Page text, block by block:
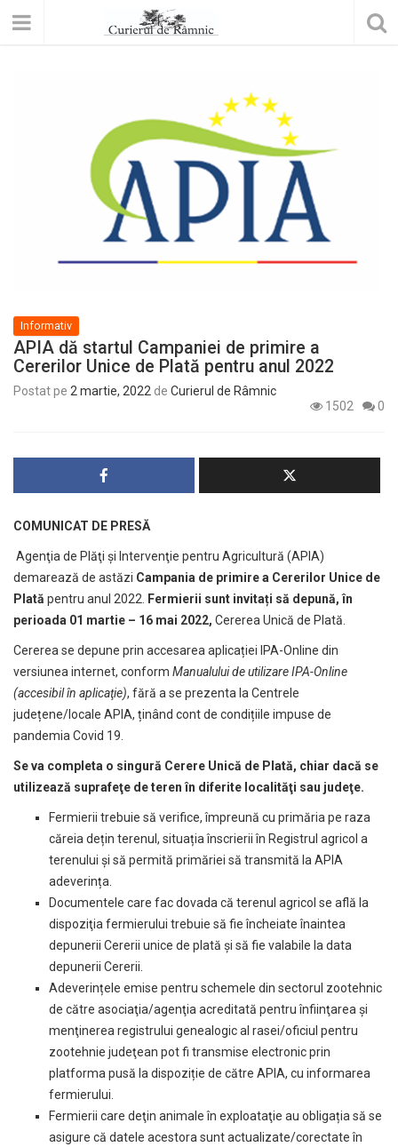
Informativ
APIA dă startul Campaniei de primire a
Cererilor Unice de Plată pentru anul 2022
Postat pe 2 martie, 2022 de Curierul de Râmnic
1502
0
COMUNICAT DE PRESĂ
Agenţia de Plăţi şi Intervenţie pentru Agricultură (APIA)
demarează de astăzi Campania de primirea Cererilor Unice de
Plată pentru anul 2022.
Fermierii sunt invitați să depună, în
perioada 01 martie – 16 mai 2022, Cererea Unică de Plată.
Cererea se depune prin accesarea aplicației IPA-Online din
versiunea internet, conform Manualului de utilizare IPA-Online
(accesibil în aplicaţie), fără a se prezenta la Centrele
județene/locale APIA, ținând cont de condițiile impuse de
pandemia Covid 19.
Se va completa o singură Cerere Unică de Plată, chiar dacă se
utilizează suprafeţe de teren în diferite localităţi sau judeţe.
Fermierii trebuie să verifice, împreună cu primăria pe raza
căreia dețin terenul, situația înscrierii în Registrul agricol a
terenului și să permită primăriei să transmită la APIA
adeverința.
Documentele care fac dovada că terenul agricol se află la
dispoziţia fermierului trebuie să fie încheiate înaintea
depunerii Cererii unice de plată şi să fie valabile la data
depunerii Cererii.
Adeverințele emise pentru schemele din sectorul zootehnic
de către asociaţia/agenţia acreditată pentru înfiinţarea şi
menţinerea registrului genealogic al rasei/oficiul pentru
zootehnie judeţean pot fi transmise electronic prin
platforma pusă la dispoziție de către APIA, cu informarea
fermierului.
Fermierii care deţin animale în exploataţie au obligația să se
asigure că datele acestora sunt actualizate/corectate în